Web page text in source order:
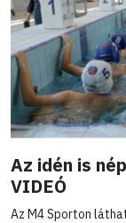
Az idén is
VIDEÓ
Az M4 Sporton